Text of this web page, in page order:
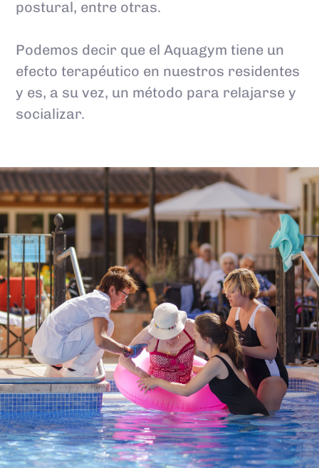
postural, entre otras.
Podemos decir que el Aquagym tiene un
efecto terapéutico en nuestros residentes
y es, a su vez, un método para relajarse y
socializar.